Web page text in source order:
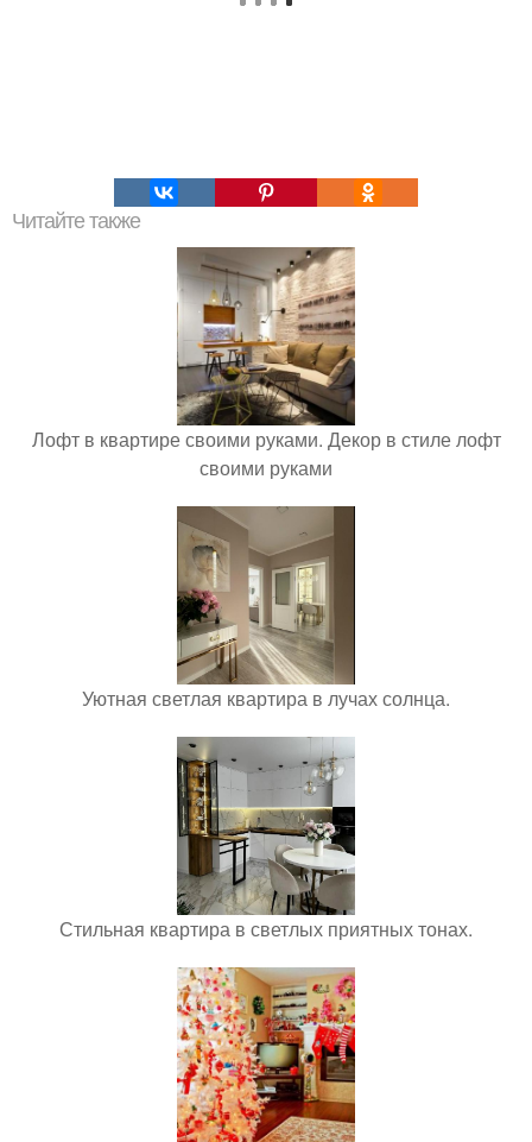
Читайте также
Лофт в квартире своими руками. Декор в стиле лофт
своими руками
Уютная светлая квартира в лучах солнца.
Стильная квартира в светлых приятных тонах.